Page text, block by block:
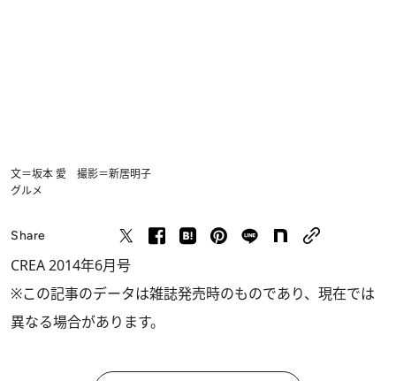
文＝坂本 愛 撮影＝新居明子
グルメ
Share
CREA 2014年6月号
※この記事のデータは雑誌発売時のものであり、現在では
異なる場合があります。